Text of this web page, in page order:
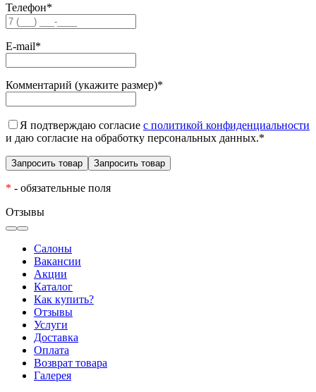
Телефон*
E-mail*
Комментарий (укажите размер)*
Я подтверждаю согласие с политикой конфиденциальности
и даю согласие на обработку персональных данных.*
* - обязательные поля
Отзывы
Салоны
Вакансии
Акции
Каталог
Как купить?
Отзывы
Услуги
Доставка
Оплата
Возврат товара
Галерея